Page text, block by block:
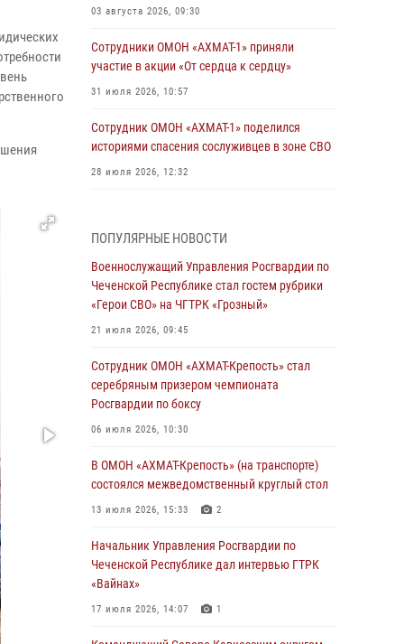
03 августа 2026, 09:30
Сотрудники ОМОН «АХМАТ-1» приняли
участие в акции «От сердца к сердцу»
31 июля 2026, 10:57
Сотрудник ОМОН «АХМАТ-1» поделился
историями спасения сослуживцев в зоне СВО
28 июля 2026, 12:32
Чеченскую Республику
23 июля 2026, 12:50 10
Военнослужащий Управления Росгвардии по
Чеченской Республике стал гостем рубрики
21 июля 2026, 09:45
В ДНР росгвардейцы уничтожили около 80
вражеских беспилотников самолётного типа
В Грозном Росгвардия обеспечила
безопасность конно-спортивных
18 июля 2026, 13:46
Начальник Управления Росгвардии по
Чеченской Республике дал интервью ГТРК
ПОПУЛЯРНЫЕ НОВОСТИ
Военнослужащий Управления Росгвардии по
Чеченской Республике стал гостем рубрики
«Герои СВО» на ЧГТРК «Грозный»
21 июля 2026, 09:45
Сотрудник ОМОН «АХМАТ-Крепость» стал
серебряным призером чемпионата
Росгвардии по боксу
06 июля 2026, 10:30
В ОМОН «АХМАТ-Крепость» (на транспорте)
состоялся межведомственный круглый стол
13 июля 2026, 15:33 2
Начальник Управления Росгвардии по
Чеченской Республике дал интервью ГТРК
«Вайнах»
17 июля 2026, 14:07 1